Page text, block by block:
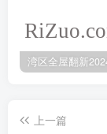
上一篇